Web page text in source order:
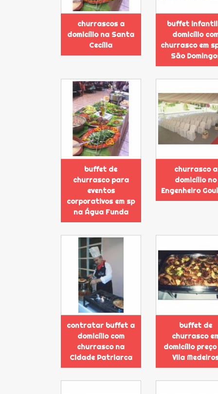
churrascos a
domicílio na Santa
Cecília
buffet
domicílio
churrasco em
São
buffet de
churrasco para
eventos
corporativos em sp
na Água Funda
churrasco a
domicílio no
Engenheiro
contratar buffet a
domicílio com
churrasco na
Cidade Patriarca
buffet de
churrasco
domicílio
Vila